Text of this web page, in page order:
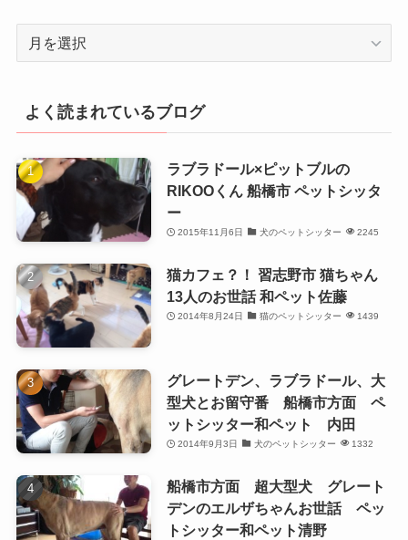
よく読まれているブログ
ラブラドール×ピットブルの
RIKOOくん 船橋市 ペットシッタ
ー
2015年11月6日 犬のペットシッター 2245
猫カフェ？！ 習志野市 猫ちゃん
13人のお世話 和ペット佐藤
2014年8月24日 猫のペットシッター 1439
グレートデン、ラブラドール、大
型犬とお留守番 船橋市方面 ペ
ットシッター和ペット 内田
2014年9月3日 犬のペットシッター 1332
船橋市方面 超大型犬 グレート
デンのエルザちゃんお世話 ペッ
トシッター和ペット清野